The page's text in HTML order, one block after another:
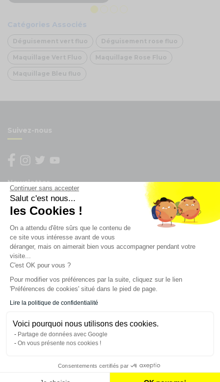
Continuer sans accepter
Salut c'est nous...
les Cookies !
On a attendu d'être sûrs que le contenu de
ce site vous intéresse avant de vous
déranger, mais on aimerait bien vous accompagner pendant votre
visite...
C'est OK pour vous ?
Pour modifier vos préférences par la suite, cliquez sur le lien
'Préférences de cookies' situé dans le pied de page.
Lire la politique de confidentialité
Voici pourquoi nous utilisons des cookies.
Partage de données avec Google
On vous présente nos cookies !
Consentements certifiés par
AJOUTER AU PANIER
Catégories Associés
Déguisement vert fluo Déguisement rose fluo
Maquillage Vert Fluo Maquillage Rose Fluo
Maquillage Bleu fluo
Suivez-nous
Newsletter
Enregistrez vous à la newsletter
Restez à l'actualité sur nos produits et les offres du
moment
NOS SERVICES
INFORMATIONS
CONTACT